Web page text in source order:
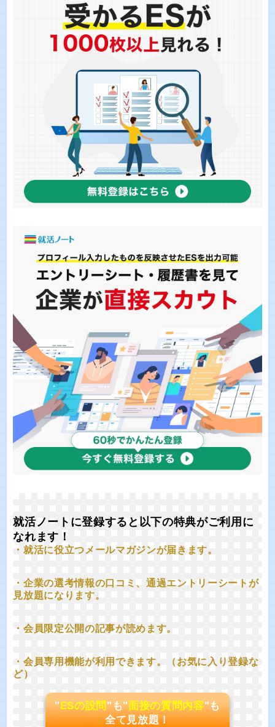
就活ノートに登録すると以下の特典がご利用に
なれます！
・就活に役立つメールマガジンが届きます。
・企業の選考情報の口コミ、通過エントリーシートが
見放題になります。
・会員限定公開の記事が読めます。
・会員専用機能が利用できます。（お気に入り登録な
ど）
"ESの設問"も"面接の質問内容"も
全て見放題！